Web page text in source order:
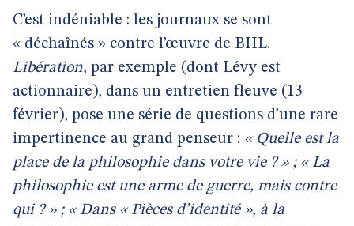
C’est indéniable : les journaux se sont
« déchaînés » contre l’œuvre de BHL.
Libération, par exemple (dont Lévy est
actionnaire), dans un entretien fleuve (13
février), pose une série de questions d’une rare
impertinence au grand penseur : « Quelle est la
place de la philosophie dans votre vie ? » ; « La
philosophie est une arme de guerre, mais contre
qui ? » ; « Dans « Pièces d’identité », à la